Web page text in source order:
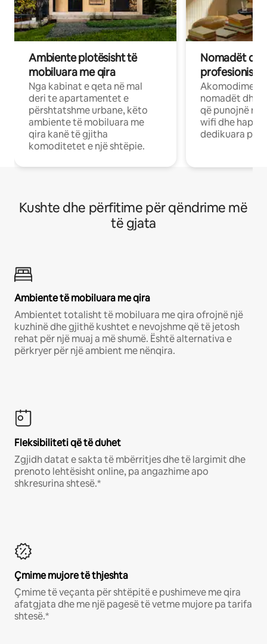
Ambiente plotësisht të
mobiluara me qira
Nga kabinat e qeta në mal
deri te apartamentet e
përshtatshme urbane, këto
ambiente të mobiluara me
qira kanë të gjitha
komoditetet e një shtëpie.
Nomadët
Akomodime
nomadët dhe
që punojnë në
wifi dhe
dedikuara
Kushte dhe përfitime për qëndrime më
të gjata
Ambiente të mobiluara me qira
Ambientet totalisht të mobiluara me qira ofrojnë një
kuzhinë dhe gjithë kushtet e nevojshme që të jetosh
rehat për një muaj a më shumë. Është alternativa e
përkryer për një ambient me nënqira.
Fleksibiliteti që të duhet
Zgjidh datat e sakta të mbërritjes dhe të largimit dhe
prenoto lehtësisht online, pa angazhime apo
shkresurina shtesë.*
Çmime mujore të thjeshta
Çmime të veçanta për shtëpitë e pushimeve me qira
afatgjata dhe me një pagesë të vetme mujore pa tarifa
shtesë.*